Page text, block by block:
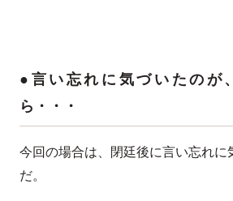
●言い忘れに気づいたのが
ら・・・
今回の場合は、閉廷後に言い忘れに
だ。